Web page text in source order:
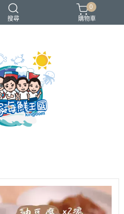
搜尋
0
購物車